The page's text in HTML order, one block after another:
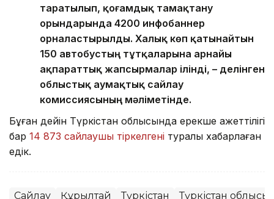
таратылып, қоғамдық тамақтану
орындарында 4200 инфобаннер
орналастырылды. Халық көп қатынайтын
150 автобустың тұтқаларына арнайы
ақпараттық жапсырмалар ілінді, – делінген
облыстық аумақтық сайлау
комиссиясының мәліметінде.
Бұған дейін Түркістан облысында ерекше қажеттілігі
бар 14 873 сайлаушы тіркелгені туралы хабарлаған
едік.
Сайлау Құрылтай Түркістан Түркістан облысы